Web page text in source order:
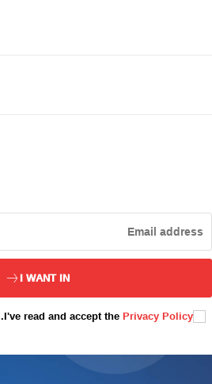
بىز كىم؟
بىزنى قوللاڭ
I WANT IN
I've read and accept the Privacy Policy
.